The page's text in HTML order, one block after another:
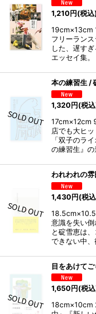
1,210円(税込
19cm×13cm
フリーラン
した、遅す
エッセイ集
本の練習生 /
1,320円(税
17cm×12cm
店でも大ヒ
「双子のラ
の練習生』
われわれの
1,430円(税
意識を失い
と碇雪恵は
できない中
目をあけて
1,650円(税
18cm×10cm